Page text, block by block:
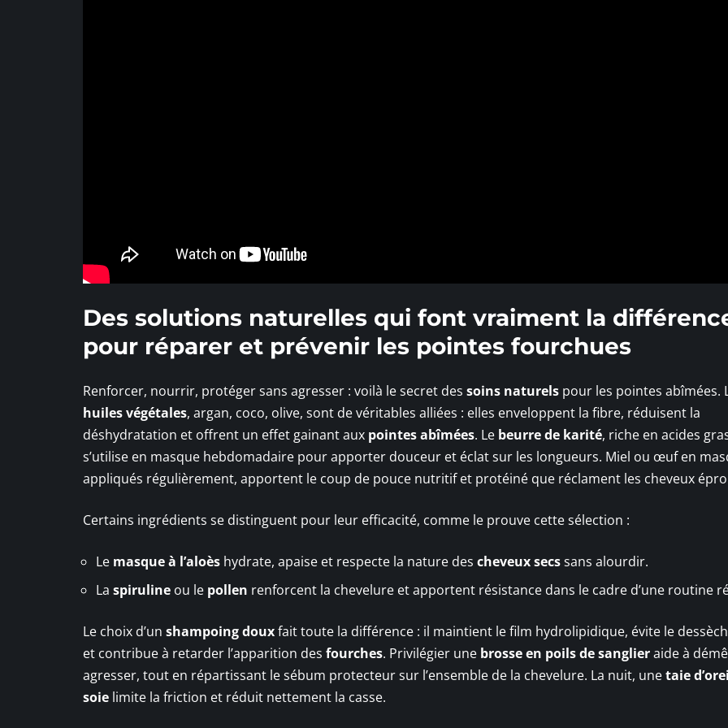
Des solutions naturelles qui font vraiment la
pour réparer et prévenir les pointes fourchues
Renforcer, nourrir, protéger sans agresser : voilà le secret des soins naturels pour les pointes abîmées.
huiles végétales, argan, coco, olive, sont de véritables alliées : elles enveloppent la fibre, réduisent la
déshydratation et offrent un effet gainant aux pointes abîmées. Le beurre de karité, riche en acides
s’utilise en masque hebdomadaire pour apporter douceur et éclat sur les longueurs. Miel ou œuf en
appliqués régulièrement, apportent le coup de pouce nutritif et protéiné que réclament les cheveux
Certains ingrédients se distinguent pour leur efficacité, comme le prouve cette sélection :
Le masque à l’aloès hydrate, apaise et respecte la nature des cheveux secssans alourdir.
La spiruline ou le pollen renforcent la chevelure et apportent résistance dans le cadre d’une routine
Le choix d’un shampoing douxfait toute la différence : il maintient le film hydrolipidique, évite le
et contribue à retarder l’apparition des fourches. Privilégier une brosse en poils de sanglieraide à
agresser, tout en répartissant le sébum protecteur sur l’ensemble de la chevelure. La nuit, unetaie
soie limite la friction et réduit nettement la casse.